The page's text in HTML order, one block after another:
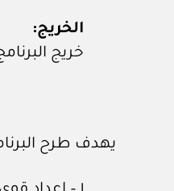
الخريج:
خريج
يهدف طرح